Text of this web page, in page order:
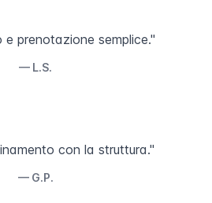
prenotazione semplice."
— L.S.
con la struttura."
— G.P.